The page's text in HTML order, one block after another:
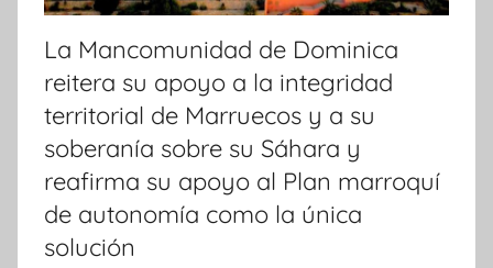
La Mancomunidad de Dominica
reitera su apoyo a la integridad
territorial de Marruecos y a su
soberanía sobre su Sáhara y
reafirma su apoyo al Plan marroquí
de autonomía como la única
solución